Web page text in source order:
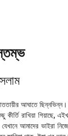
আঘাতে
রাখিয়া গিয়াছে,
আমাদের ভাইরা